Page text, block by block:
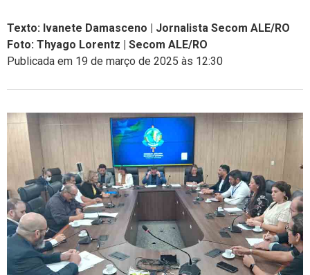
Texto: Ivanete Damasceno | Jornalista Secom ALE/RO
Foto: Thyago Lorentz | Secom ALE/RO
Publicada em 19 de março de 2025 às 12:30